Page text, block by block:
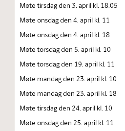
Møte tirsdag den 3. april kl. 18.05
Møte onsdag den 4. april kl. 11
Møte onsdag den 4. april kl. 18
Møte torsdag den 5. april kl. 10
Møte torsdag den 19. april kl. 11
Møte mandag den 23. april kl. 10
Møte mandag den 23. april kl. 18
Møte tirsdag den 24. april kl. 10
Møte onsdag den 25. april kl. 11